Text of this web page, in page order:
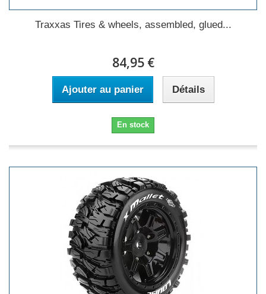
Traxxas Tires & wheels, assembled, glued...
84,95 €
Ajouter au panier Détails
En stock